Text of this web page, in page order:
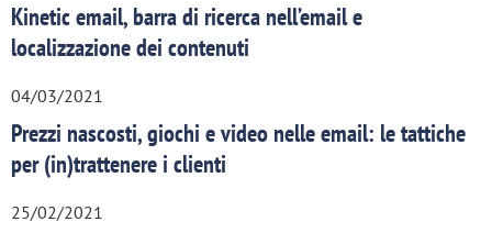
Kinetic email, barra di ricerca nell’email e
localizzazione dei contenuti
04/03/2021
Prezzi nascosti, giochi e video nelle email: le tattiche
per (in)trattenere i clienti
25/02/2021